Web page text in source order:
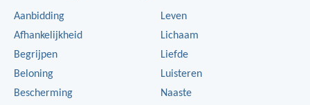
Aanbidding
Afhankelijkheid
Begrijpen
Beloning
Bescherming
Leven
Lichaam
Liefde
Luisteren
Naaste